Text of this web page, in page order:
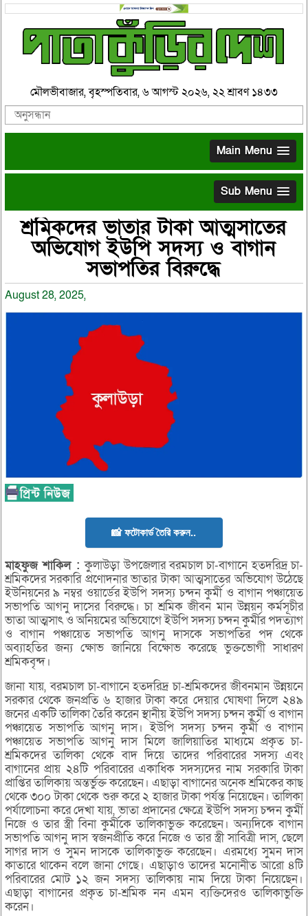
মৌলভীবাজার, বৃহস্পতিবার, ৬ আগস্ট ২০২৬, ২২ শ্রাবণ ১৪৩৩
Main Menu
Sub Menu
শ্রমিকদের ভাতার টাকা আত্মসাতের
অভিযোগ ইউপি সদস্য ও বাগান
সভাপতির বিরুদ্ধে
August 28, 2025,
📸 ফটোকার্ড তৈরি করুন..
মাহফুজশাকিল :কুলাউড়া উপজেলার বরমচাল চা-বাগানে হতদরিদ্র চা-
শ্রমিকদের সরকারি প্রণোদনার ভাতার টাকা আত্মসাতের অভিযোগ উঠেছে
ইউনিয়নের ৯ নম্বর ওয়ার্ডের ইউপি সদস্য চন্দন কুর্মী ও বাগান পঞ্চায়েত
সভাপতি আগনু দাসের বিরুদ্ধে। চা শ্রমিক জীবন মান উন্নয়ন কর্মসূচীর
ভাতা আত্মসাৎ ও অনিয়মের অভিযোগে ইউপি সদস্য চন্দন কুর্মীর পদত্যাগ
ও বাগান পঞ্চায়েত সভাপতি আগনু দাসকে সভাপতির পদ থেকে
অব্যাহতির জন্য ক্ষোভ জানিয়ে বিক্ষোভ করেছে ভুক্তভোগী সাধারণ
শ্রমিকবৃন্দ।
জানা যায়, বরমচাল চা-বাগানে হতদরিদ্র চা-শ্রমিকদের জীবনমান উন্নয়নে
সরকার থেকে জনপ্রতি ৬ হাজার টাকা করে দেয়ার ঘোষণা দিলে ২৪৯
জনের একটি তালিকা তৈরি করেন স্থানীয় ইউপি সদস্য চন্দন কুর্মী ও বাগান
পঞ্চায়েত সভাপতি আগনু দাস। ইউপি সদস্য চন্দন কুর্মী ও বাগান
পঞ্চায়েত সভাপতি আগনু দাস মিলে জালিয়াতির মাধ্যমে প্রকৃত চা-
শ্রমিকদের তালিকা থেকে বাদ দিয়ে তাদের পরিবারের সদস্য এবং
বাগানের প্রায় ২৪টি পরিবারের একাধিক সদস্যদের নাম সরকারি টাকা
প্রাপ্তির তালিকায় অন্তর্ভুক্ত করেছেন। এছাড়া বাগানের অনেক শ্রমিকের কাছ
থেকে ৩০০ টাকা থেকে শুরু করে ২ হাজার টাকা পর্যন্ত নিয়েছেন। তালিকা
পর্যালোচনা করে দেখা যায়, ভাতা প্রদানের ক্ষেত্রে ইউপি সদস্য চন্দন কুর্মী
নিজে ও তার স্ত্রী বিনা কুর্মীকে তালিকাভুক্ত করেছেন। অন্যদিকে বাগান
সভাপতি আগনু দাস স্বজনপ্রীতি করে নিজে ও তার স্ত্রী সাবিত্রী দাস, ছেলে
সাগর দাস ও সুমন দাসকে তালিকাভুক্ত করেছেন। এরমধ্যে সুমন দাস
কাতারে থাকেন বলে জানা গেছে। এছাড়াও তাদের মনোনীত আরো ৪টি
পরিবারের মোট ১২ জন সদস্য তালিকায় নাম দিয়ে টাকা নিয়েছেন।
এছাড়া বাগানের প্রকৃত চা-শ্রমিক নন এমন ব্যক্তিদেরও তালিকাভুক্তি
করেন।